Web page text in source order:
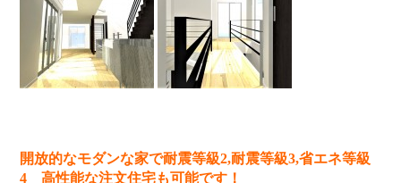
開放的なモダンな家で耐震等級2,耐震等級3,省エネ等級
4 高性能な注文住宅も可能です！